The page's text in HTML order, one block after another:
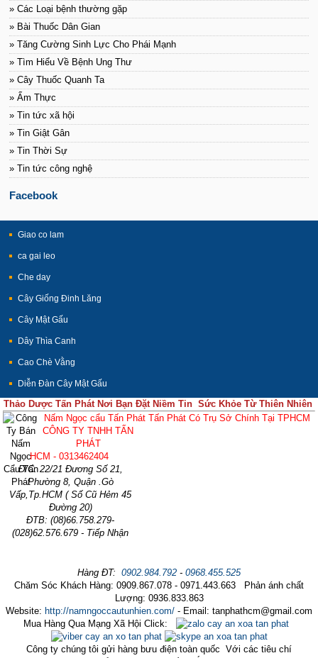
» Các Loại bệnh thường gặp
» Bài Thuốc Dân Gian
» Tăng Cường Sinh Lực Cho Phái Mạnh
» Tìm Hiểu Về Bệnh Ung Thư
» Cây Thuốc Quanh Ta
» Ẩm Thực
» Tin tức xã hội
» Tin Giật Gân
» Tin Thời Sự
» Tin tức công nghệ
Facebook
Giao co lam
ca gai leo
Che day
Cây Giống Đinh Lăng
Cây Mật Gấu
Dây Thìa Canh
Cao Chè Vằng
Diễn Đàn Cây Mật Gấu
Thảo Dược Tấn Phát Nơi Bạn Đặt Niềm Tin Sức Khỏe Từ Thiên Nhiên
Nấm Ngọc cẩu Tấn Phát Tấn Phát Có Trụ Sở Chính Tại TPHCM
CÔNG TY TNHH TẤN
PHÁT
HCM - 0313462404
Đ/C: 22/21 Đương Số 21,
Phường 8, Quận .Gò
Vấp,Tp.HCM ( Số Cũ Hẻm 45
Đường 20)
ĐTB: (08)66.758.279-
(028)62.576.679 - Tiếp Nhận
Hàng ĐT: 0902.984.792 - 0968.455.525
Chăm Sóc Khách Hàng: 0909.867.078 - 0971.443.663 Phản ánh chất
Lượng: 0936.833.863
Website: http://namngoccautunhien.com/ - Email: tanphathcm@gmail.com
Mua Hàng Qua Mạng Xã Hội Click:
Công ty chúng tôi gửi hàng bưu điện toàn quốc Với các tiêu chí